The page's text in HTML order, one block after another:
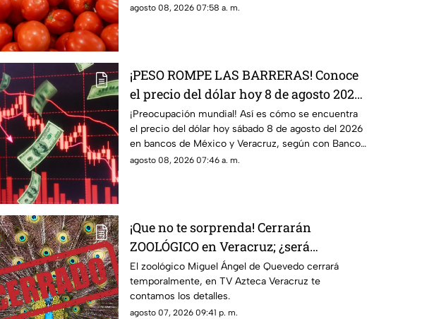
subió más?
agosto 08, 2026 07:58 a. m.
¡PESO ROMPE LAS BARRERAS! Conoce
el precio del dólar hoy 8 de agosto 2026
en Veracruz
¡Preocupación mundial! Así es cómo se encuentra
el precio del dólar hoy sábado 8 de agosto del 2026
en bancos de México y Veracruz, según con Banco
de México.
agosto 08, 2026 07:46 a. m.
¡Que no te sorprenda! Cerrarán
ZOOLÓGICO en Veracruz; ¿será
definitivo?
El zoológico Miguel Ángel de Quevedo cerrará
temporalmente, en TV Azteca Veracruz te
contamos los detalles.
agosto 07, 2026 09:41 p. m.